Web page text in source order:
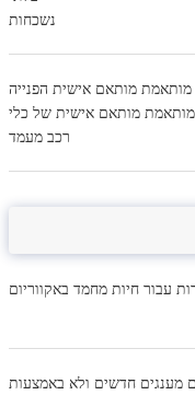
נשכחות
מותאם אישית הפנייה
מותאם אישית של כלי
רכב מעמד
עבור חיות מחמד באקווריום
מענגים חדשים ולא באמצעות